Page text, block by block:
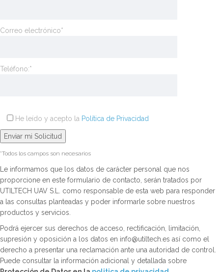
Correo electrónico*
Teléfono:*
He leído y acepto la Política de Privacidad
*Todos los campos son necesarios
Le informamos que los datos de carácter personal que nos
proporcione en este formulario de contacto, serán tratados por
UTILTECH UAV S.L. como responsable de esta web para responder
a las consultas planteadas y poder informarle sobre nuestros
productos y servicios.
Podrá ejercer sus derechos de acceso, rectificación, limitación,
supresión y oposición a los datos en info@utiltech.es así como el
derecho a presentar una reclamación ante una autoridad de control.
Puede consultar la información adicional y detallada sobre